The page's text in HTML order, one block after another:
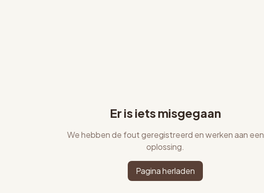
Er is iets misgegaan
We hebben de fout geregistreerd en werken aan een
oplossing.
Pagina herladen